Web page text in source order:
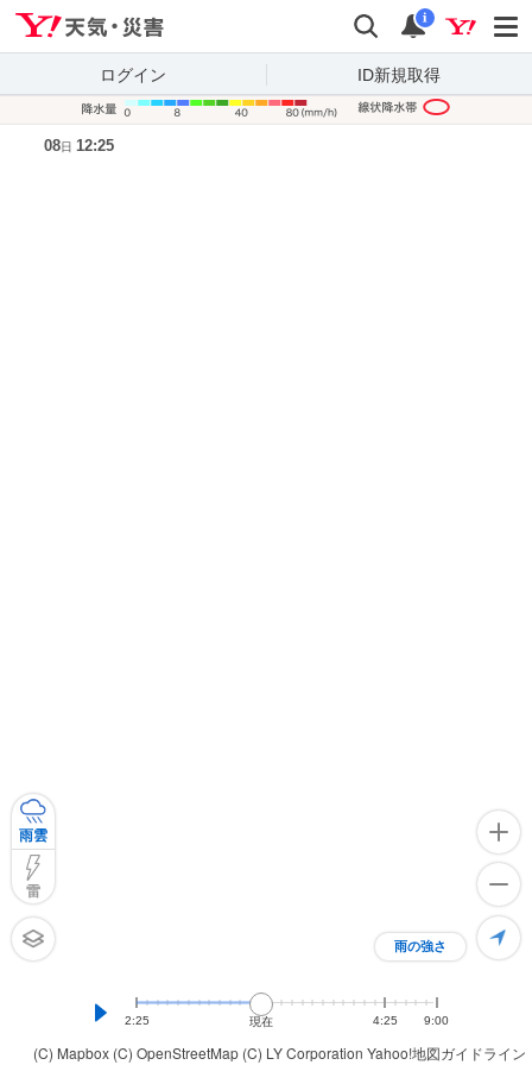
検索 通知
i
ログイン ID新規取得
(C) Mapbox (C) OpenStreetMap (C) LY Corporation Yahoo!地図ガイドライン
雨の強さ
雨雲
雷
2:25 現在 4:25 9:00
08日 12:25